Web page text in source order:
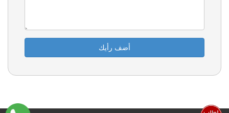
أضف رأيك